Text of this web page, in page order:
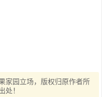
家园立场，版权归原作者所
处！